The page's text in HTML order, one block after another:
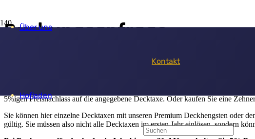
Über uns
Hofladen
Kontakt
Buchungsanfrage
über den Deckservice für Ihre Suristute(n):
Sie können bei uns für Ihre Stuten einen Deckservice vorab buchen und so
5%igen Preisnachlass auf die angegebene Decktaxe. Oder kaufen Sie eine
Sie können hier einzelne Decktaxen mit unseren Premium Deckhengsten oder
gültig. Sie müssen also nicht alle Decktaxen im ersten Jahr einlösen, sondern